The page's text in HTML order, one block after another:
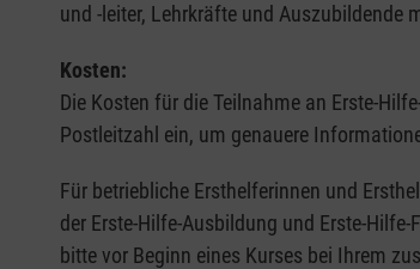
und -leiter, Lehrkräfte und Auszubildende
Kosten:
Die Kosten für die Teilnahme an Erste-
Postleitzahl ein, um genauere
Für betriebliche Ersthelferinnen und
der Erste-Hilfe-Ausbildung und Erste-
bitte vor Beginn eines Kurses bei Ihrem